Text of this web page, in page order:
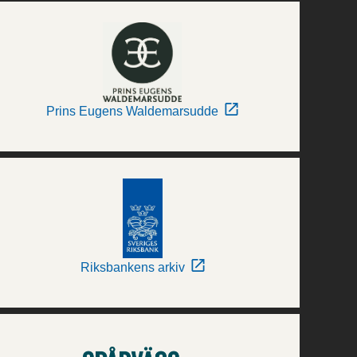
Prins Eugens Waldemarsudde
Riksbankens arkiv